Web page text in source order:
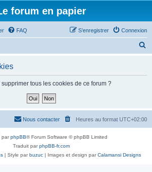
forum en papier
FAQ Connexion
S’enregistrer
h
tous les cookies de ce forum ?
Heures au format UTC+02:00
Nous contacter
parphpBB® Forum Software © phpBB Limited
Traduit parphpBB-fr.com
| Style parbuzuc| Images et design parCalamansi Designs